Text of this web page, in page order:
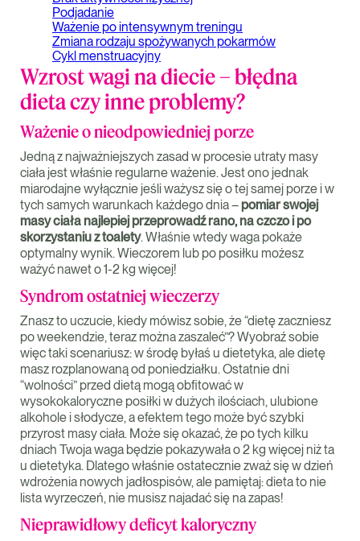
Podjadanie
Ważenie po intensywnym treningu
Zmiana rodzaju spożywanych pokarmów
Cykl menstruacyjny
Wzrost wagi na diecie – błędna
dieta czy inne problemy?
Ważenie o nieodpowiedniej porze
Jedną z najważniejszych zasad w procesie utraty masy
ciała jest właśnie regularne ważenie. Jest ono jednak
miarodajne wyłącznie jeśli ważysz się o tej samej porze i w
tych samych warunkach każdego dnia – pomiar swojej
masy ciała najlepiej przeprowadź rano, na czczo i po
skorzystaniu z toalety. Właśnie wtedy waga pokaże
optymalny wynik. Wieczorem lub po posiłku możesz
ważyć nawet o 1-2 kg więcej!
Syndrom ostatniej wieczerzy
Znasz to uczucie, kiedy mówisz sobie, że “dietę zaczniesz
po weekendzie, teraz można zaszaleć”? Wyobraź sobie
więc taki scenariusz: w środę byłaś u dietetyka, ale dietę
masz rozplanowaną od poniedziałku. Ostatnie dni
“wolności” przed dietą mogą obfitować w
wysokokaloryczne posiłki w dużych ilościach, ulubione
alkohole i słodycze, a efektem tego może być szybki
przyrost masy ciała. Może się okazać, że po tych kilku
dniach Twoja waga będzie pokazywała o 2 kg więcej niż ta
u dietetyka. Dlatego właśnie ostatecznie zważ się w dzień
wdrożenia nowych jadłospisów, ale pamiętaj: dieta to nie
lista wyrzeczeń, nie musisz najadać się na zapas!
Nieprawidłowy deficyt kaloryczny